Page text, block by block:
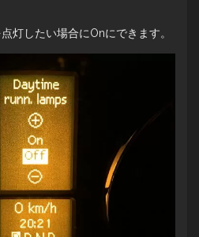
灯したい場合にOnにできます。